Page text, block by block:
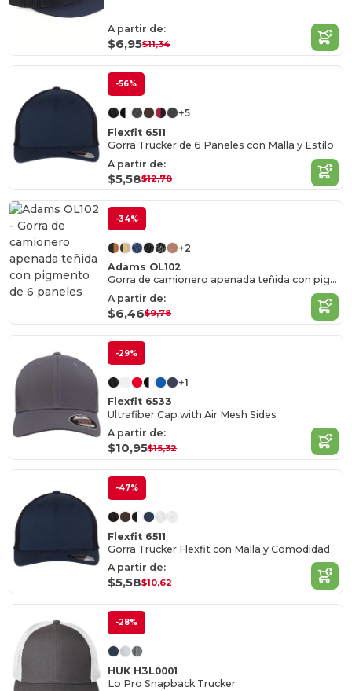
A partir de:
$6,95$11,34
-56%
+5
Flexfit 6511
Gorra Trucker de 6 Paneles con Malla y Estilo
A partir de:
$5,58$12,78
-34%
+2
Adams OL102
Gorra de camionero apenada teñida con pigmento de 6 paneles
A partir de:
$6,46$9,78
-29%
+1
Flexfit 6533
Ultrafiber Cap with Air Mesh Sides
A partir de:
$10,95$15,32
-47%
Flexfit 6511
Gorra Trucker Flexfit con Malla y Comodidad
A partir de:
$5,58$10,62
-28%
HUK H3L0001
Lo Pro Snapback Trucker